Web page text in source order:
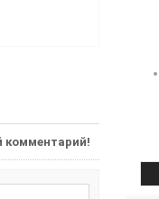
комментарий!